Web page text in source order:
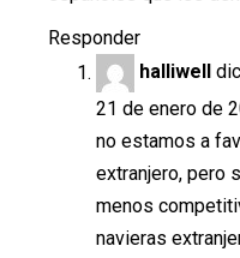
Responder
halliwell
21 de enero de
no estamos a
extranjero, pero
menos
navieras